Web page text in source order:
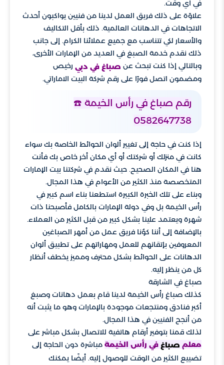
في أي وقت.
علاوًة على ذلك فريق العمل لدينا من فنيين يواكبون أحدث
الاتجاهات في الدهانات العالمية. ذلك بأقل التكاليف
والأسعار لكي تتناسب مع جميع عملائنا الكرام. إلى جانب
ذلك نقدم خدمة الصبغ في العديد من الإمارات الأخرى،
وبالتالي إذا كنت تبحث عن صباغ في دبي رخيص
ومضمون اتصل فورًا على رقم شركة البيت الاماراتي.
رقم صباغ في رأس الخيمة ☎️
0582647738
إذا كنت في حاجة إلى تغيير ألوان الحوائط الخاصة بك سواء
كانت في منزلك أو شركتك أو أي مكان أخر خاص بك فأنت
هنا في المكان الصحيح. حيث نقدم في شركتنا بيت الإمارات
المتخصصة منذ الكثير من الأعوام في هذا المجال.
وبناء على تلك الخبرة الكبيرة استطعنا بناء اسم كبير في
رأس الخيمة بل وفي دولة الإمارات بالكامل فأصبحنا ذات
شهرة ويعتمد علينا بشكل كبير من قبل الكثير من العملاء.
بالإضافة إلى أننا كوُنا فريق عمل من أمهر الصباغين
المعروفين بإتقانهم للعمل ومهاراتهم على تطبيق ألوان
الدهانات على الحوائط بشكل محترف ومميز يخطف أنظار
كل من ينظر إليه.
صباغ في الشارقة
كذلك صباغ رأس الخيمة لدينا قام بعمل دهانات وصبغ
أكبر فنادق ومنتجعات موجودة بالإمارات وهو ما يثبت أنه
من أنجح الفنيين في هذا المجال.
لذلك قمنا بتوفير أرقام هاتفية للاتصال بشكل مباشر على
معلم صباغ في رأس الخيمة مباشرة دون الحاجة إلى
تضييع الكثير من الوقت للوصول إليه. أيضًا يمكنك